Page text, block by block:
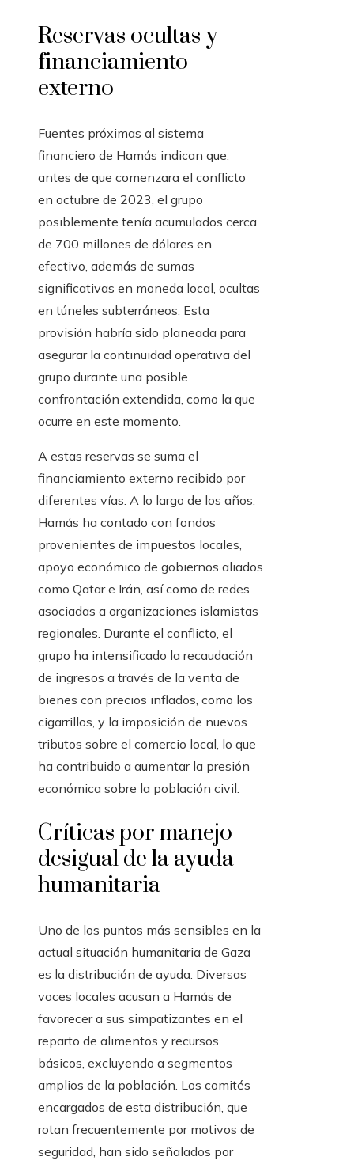
Reservas ocultas y
financiamiento
externo
Fuentes próximas al sistema
financiero de Hamás indican que,
antes de que comenzara el conflicto
en octubre de 2023, el grupo
posiblemente tenía acumulados cerca
de 700 millones de dólares en
efectivo, además de sumas
significativas en moneda local, ocultas
en túneles subterráneos. Esta
provisión habría sido planeada para
asegurar la continuidad operativa del
grupo durante una posible
confrontación extendida, como la que
ocurre en este momento.
A estas reservas se suma el
financiamiento externo recibido por
diferentes vías. A lo largo de los años,
Hamás ha contado con fondos
provenientes de impuestos locales,
apoyo económico de gobiernos aliados
como Qatar e Irán, así como de redes
asociadas a organizaciones islamistas
regionales. Durante el conflicto, el
grupo ha intensificado la recaudación
de ingresos a través de la venta de
bienes con precios inflados, como los
cigarrillos, y la imposición de nuevos
tributos sobre el comercio local, lo que
ha contribuido a aumentar la presión
económica sobre la población civil.
Críticas por manejo
desigual de la ayuda
humanitaria
Uno de los puntos más sensibles en la
actual situación humanitaria de Gaza
es la distribución de ayuda. Diversas
voces locales acusan a Hamás de
favorecer a sus simpatizantes en el
reparto de alimentos y recursos
básicos, excluyendo a segmentos
amplios de la población. Los comités
encargados de esta distribución, que
rotan frecuentemente por motivos de
seguridad, han sido señalados por